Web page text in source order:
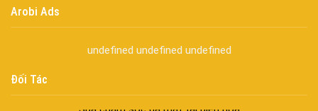
Arobi Ads
undefined undefined undefined
Đối Tác
Cửa nhôm trượt view lớn – Nâng tầm đẳng cấp sống
Cửa sổ trượt đứng – Điểm nhấn sáng tạo trong kiến trúc
Cửa thép vân gỗ Nhật Bản – Mảnh ghép cho phong cách kiến